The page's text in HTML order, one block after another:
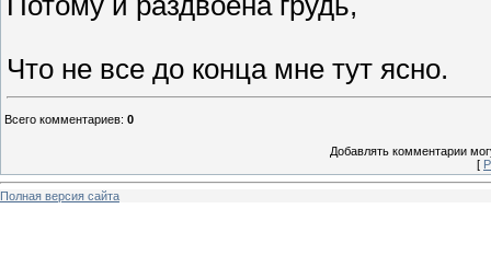
Что не все до конца мне тут ясно.
Всего комментариев: 0
Добавлять комментарии
[
Полная версия сайта